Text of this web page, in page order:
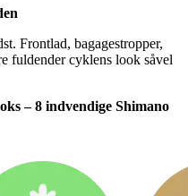
Frontlad, bagagestropper,
fuldender cyklens look såvel
– 8 indvendige Shimano